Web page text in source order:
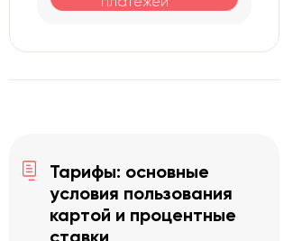
Тарифы: основные
условия пользования
картой и процентные